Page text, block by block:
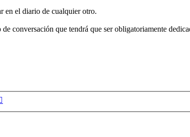
en el diario de cualquier otro.
conversación que tendrá que ser obligatoriamente